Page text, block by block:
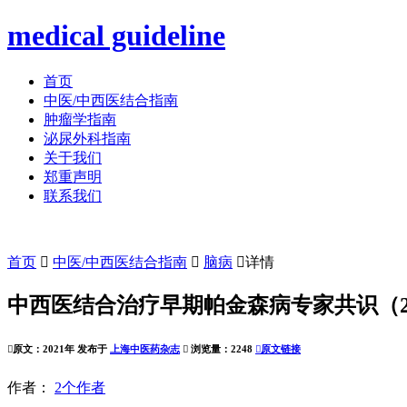
medical guideline
首页
中医/中西医结合指南
肿瘤学指南
泌尿外科指南
关于我们
郑重声明
联系我们
首页  中医/中西医结合指南  脑病 详情
中西医结合治疗早期帕金森病专家共识（
原文：2021年 发布于 上海中医药杂志  浏览量：2248 原文链接
作者： 2个作者